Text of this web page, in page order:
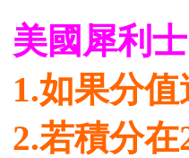
美國犀利
1.如果分
2.若積分